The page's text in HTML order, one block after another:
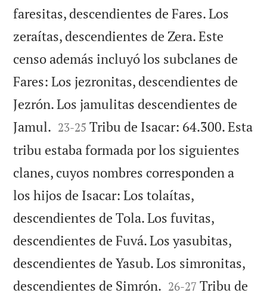
faresitas, descendientes de Fares. Los
zeraítas, descendientes de Zera. Este
censo además incluyó los subclanes de
Fares: Los jezronitas, descendientes de
Jezrón. Los jamulitas descendientes de
Jamul. 

23-25 Tribu de Isacar: 64.300. Esta
tribu estaba formada por los siguientes
clanes, cuyos nombres corresponden a
los hijos de Isacar: Los tolaítas,
descendientes de Tola. Los fuvitas,
descendientes de Fuvá. Los yasubitas,
descendientes de Yasub. Los simronitas,
descendientes de Simrón. 

26-27 Tribu de